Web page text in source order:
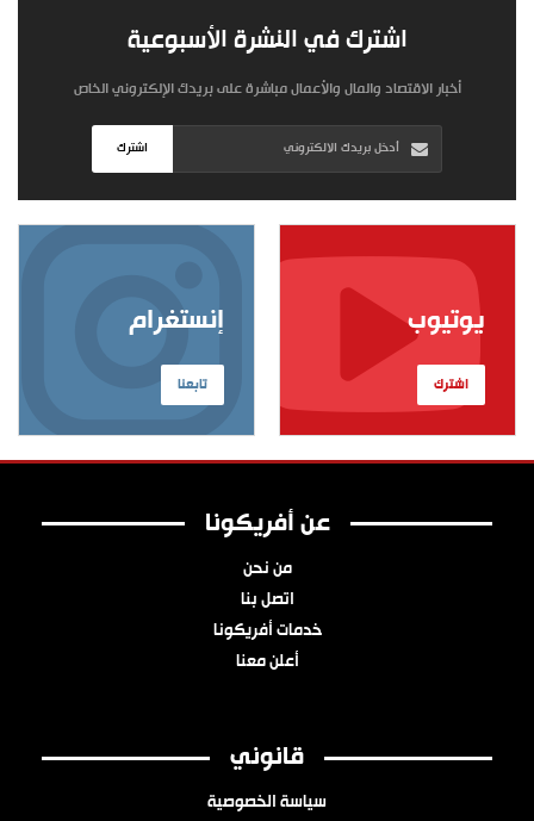
اشترك في النشرة الأسبوعية
أخبار الاقتصاد والمال والأعمال مباشرة على بريدك الإلكتروني الخاص
اشترك
إنستغرام
تابعنا
يوتيوب
اشترك
عن أفريكونا
من نحن
اتصل بنا
خدمات أفريكونا
أعلن معنا
قانوني
سياسة الخصوصية